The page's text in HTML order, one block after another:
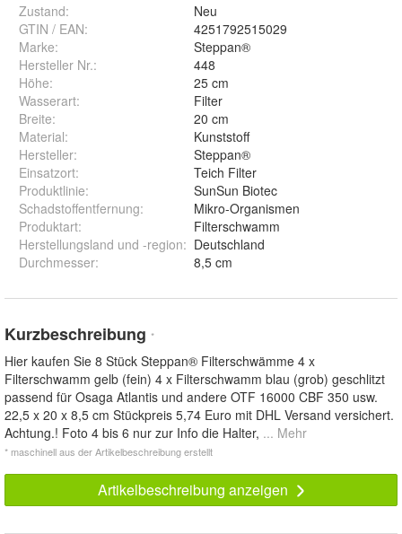
Zustand:
Neu
GTIN / EAN:
4251792515029
Marke:
Steppan®
Hersteller Nr.:
448
Höhe:
25 cm
Wasserart:
Filter
Breite:
20 cm
Material:
Kunststoff
Hersteller:
Steppan®
Einsatzort:
Teich Filter
Produktlinie:
SunSun Biotec
Schadstoffentfernung:
Mikro-Organismen
Produktart:
Filterschwamm
Herstellungsland und -region: Deutschland
Durchmesser: 8,5 cm
Kurzbeschreibung *
Hier kaufen Sie 8 Stück Steppan® Filterschwämme 4 x
Filterschwamm gelb (fein) 4 x Filterschwamm blau (grob) geschlitzt
passend für Osaga Atlantis und andere OTF 16000 CBF 350 usw.
22,5 x 20 x 8,5 cm Stückpreis 5,74 Euro mit DHL Versand versichert.
Achtung.! Foto 4 bis 6 nur zur Info die Halter, ... Mehr
* maschinell aus der Artikelbeschreibung erstellt
Artikelbeschreibung anzeigen